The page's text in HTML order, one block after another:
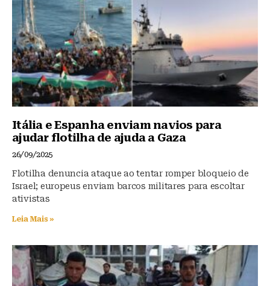
o
k
p
Itália e Espanha enviam navios para
ajudar flotilha de ajuda a Gaza
26/09/2025
Flotilha denuncia ataque ao tentar romper bloqueio de
Israel; europeus enviam barcos militares para escoltar
ativistas
Leia Mais »